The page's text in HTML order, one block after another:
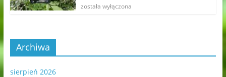
została wyłączona
Archiwa
sierpień 2026